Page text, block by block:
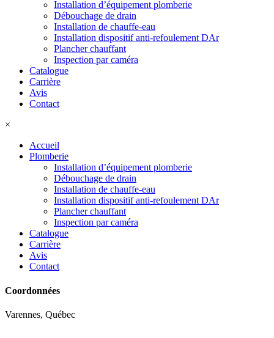
Installation d’équipement plomberie
Débouchage de drain
Installation de chauffe-eau
Installation dispositif anti-refoulement DAr
Plancher chauffant
Inspection par caméra
Catalogue
Carrière
Avis
Contact
×
Accueil
Plomberie
Installation d’équipement plomberie
Débouchage de drain
Installation de chauffe-eau
Installation dispositif anti-refoulement DAr
Plancher chauffant
Inspection par caméra
Catalogue
Carrière
Avis
Contact
Coordonnées
Varennes, Québec